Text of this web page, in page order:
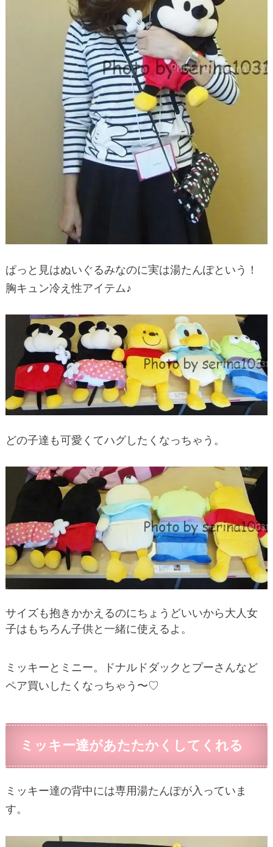
ぱっと見はぬいぐるみなのに実は湯たんぽという！
胸キュン冷え性アイテム♪
どの子達も可愛くてハグしたくなっちゃう。
サイズも抱きかかえるのにちょうどいいから大人女
子はもちろん子供と一緒に使えるよ。
ミッキーとミニー。ドナルドダックとプーさんなど
ペア買いしたくなっちゃう〜♡
ミッキー達があたたかくしてくれる
ミッキー達の背中には専用湯たんぽが入っていま
す。